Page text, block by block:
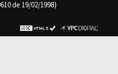
de 19/02/1998)